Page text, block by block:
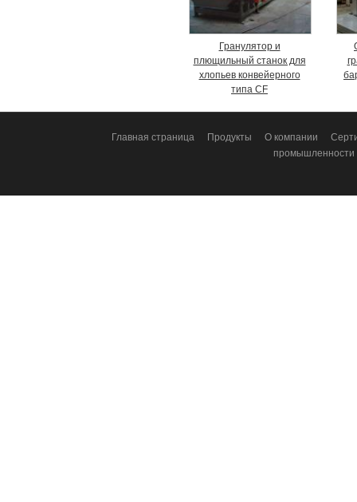
Гранулятор и
плющильный станок для
хлопьев конвейерного
типа CF
Главная страница Продукты О компании
промышленности